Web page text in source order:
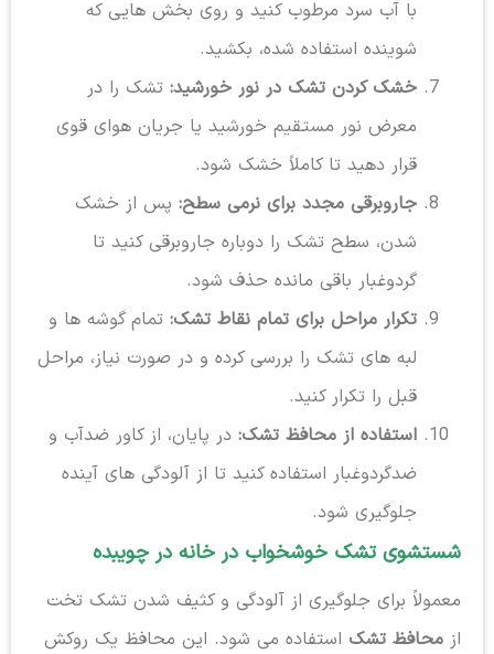
با آب سرد مرطوب کنید و روی بخش هایی که
شوینده استفاده شده، بکشید.
خشک کردن تشک در نور خورشید:تشک را در
معرض نور مستقیم خورشید یا جریان هوای قوی
قرار دهید تا کاملاً خشک شود.
جاروبرقی مجدد برای نرمی سطح:پس از خشک
شدن، سطح تشک را دوباره جاروبرقی کنید تا
گردوغبار باقی مانده حذف شود.
تکرار مراحل برای تمام نقاط تشک:تمام گوشه ها و
لبه های تشک را بررسی کرده و در صورت نیاز، مراحل
قبل را تکرار کنید.
استفاده از محافظ تشک:در پایان، از کاور ضدآب و
ضدگردوغبار استفاده کنید تا از آلودگی های آینده
جلوگیری شود.
شستشوی تشک خوشخواب در خانه در چویبده
معمولاً برای جلوگیری از آلودگی و کثیف شدن تشک تخت
از محافظ تشکاستفاده می شود. این محافظ یک روکش